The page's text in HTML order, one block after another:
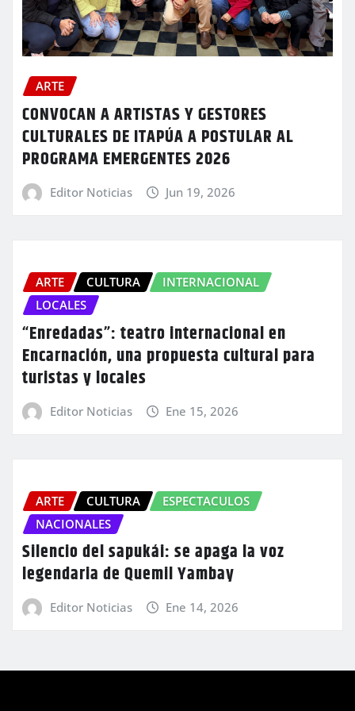
ARTE
CONVOCAN A ARTISTAS Y GESTORES
CULTURALES DE ITAPÚA A POSTULAR AL
PROGRAMA EMERGENTES 2026
Editor Noticias Jun 19, 2026
ARTE CULTURA
INTERNACIONAL
LOCALES
“Enredadas”: teatro internacional en
Encarnación, una propuesta cultural para
turistas y locales
Editor Noticias Ene 15, 2026
ARTE CULTURA
ESPECTACULOS
NACIONALES
Silencio del sapukái: se apaga la voz
legendaria de Quemil Yambay
Editor Noticias Ene 14, 2026